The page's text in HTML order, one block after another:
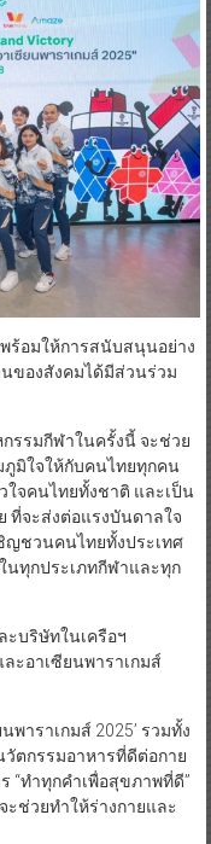
ร้อมให้การสนับสนุนอย่าง
ของสังคมได้มีส่วนร่วม
รรมกีฬาในครั้งนี้ จะช่วย
ภูมิใจให้กับคนไทยทุกคน
จคนไทยทั้งชาติ และเป็น
ที่จะส่งต่อแรงบันดาลใจ
ญชวนคนไทยทั้งประเทศ
นทุกประเภทกีฬาและทุก
บริษัทในเครือฯ
ะอาเซียนพาราเกมส์
พาราเกมส์ 2025’ รวมทั้ง
ตกรรมอาหารที่ดีต่อกาย
“ทำทุกคำเพื่อสุขภาพที่ดี”
ช่วยทำให้ร่างกายและ